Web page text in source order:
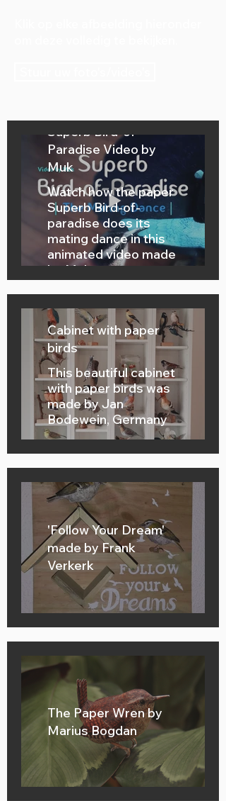
Superb Bird-of-
Paradise Video by
Muk
Watch how the paper
Superb Bird-of-
paradise does its
mating dance in this
animated video made
by Muk.
Cabinet with paper
birds
This beautiful cabinet
with paper birds was
made by Jan
Bodewein, Germany
'Follow Your Dream'
made by Frank
Verkerk
The Paper Wren by
Marius Bogdan
Firecrest, made by
Magda Piotrowska-
Kloc